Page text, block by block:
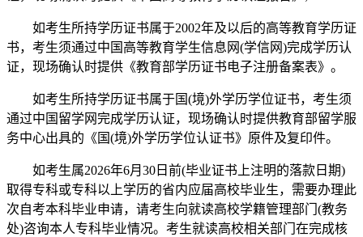
如考生所持学历证书属于2002年及以后的高等教育学历证
书，考生须通过中国高等教育学生信息网(学信网)完成学历认
证，现场确认时提供《教育部学历证书电子注册备案表》。
如考生所持学历证书属于国(境)外学历学位证书，考生须
通过中国留学网完成学历认证，现场确认时提供教育部留学服
务中心出具的《国(境)外学历学位认证书》原件及复印件。
如考生属2026年6月30日前(毕业证书上注明的落款日期)
取得专科或专科以上学历的省内应届高校毕业生，需要办理此
次自考本科毕业申请，请考生向就读高校学籍管理部门(教务
处)咨询本人专科毕业情况。考生就读高校相关部门在完成核